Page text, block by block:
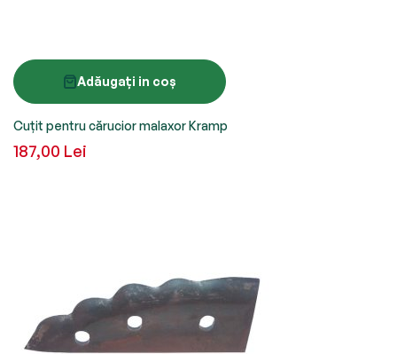
Adăugați in coș
Cuțit pentru cărucior malaxor Kramp
187,00 Lei